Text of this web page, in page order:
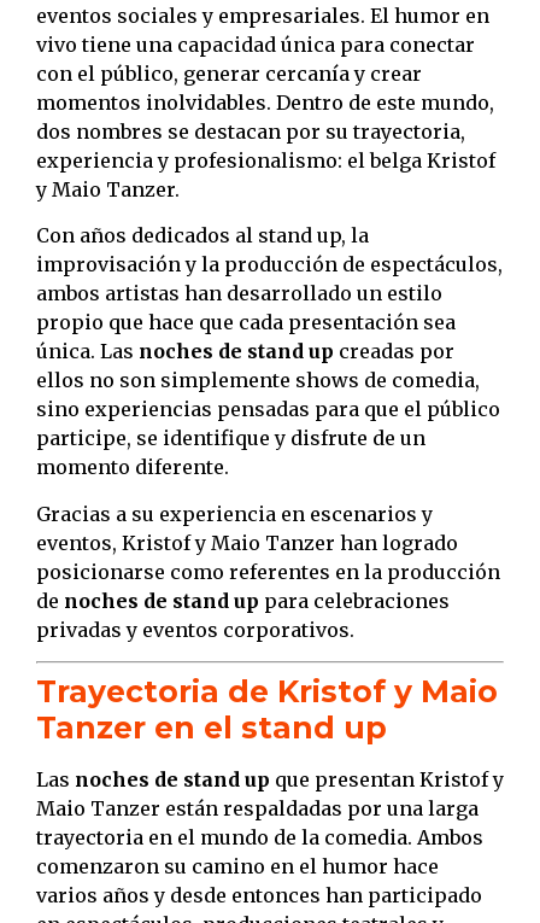
eventos sociales y empresariales. El humor en
vivo tiene una capacidad única para conectar
con el público, generar cercanía y crear
momentos inolvidables. Dentro de este mundo,
dos nombres se destacan por su trayectoria,
experiencia y profesionalismo: el belga Kristof
y Maio Tanzer.
Con años dedicados al stand up, la
improvisación y la producción de espectáculos,
ambos artistas han desarrollado un estilo
propio que hace que cada presentación sea
única. Las noches de stand up creadas por
ellos no son simplemente shows de comedia,
sino experiencias pensadas para que el público
participe, se identifique y disfrute de un
momento diferente.
Gracias a su experiencia en escenarios y
eventos, Kristof y Maio Tanzer han logrado
posicionarse como referentes en la producción
de noches de stand up para celebraciones
privadas y eventos corporativos.
Trayectoria de Kristof y Maio
Tanzer en el stand up
Las noches de stand up que presentan Kristof y
Maio Tanzer están respaldadas por una larga
trayectoria en el mundo de la comedia. Ambos
comenzaron su camino en el humor hace
varios años y desde entonces han participado